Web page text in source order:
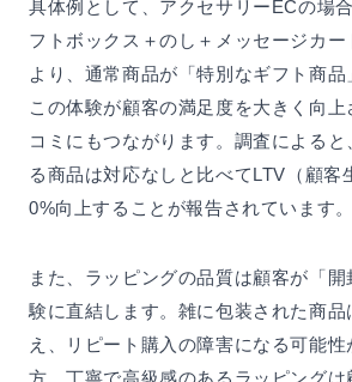
具体例として、アクセサリーECの場
フトボックス＋のし＋メッセージカー
より、通常商品が「特別なギフト商品
この体験が顧客の満足度を大きく向
コミにもつながります。調査によると
る商品は対応なしと比べてLTV（顧客
0%向上することが報告されています。
また、ラッピングの品質は顧客が「
験に直結します。雑に包装された商
え、リピート購入の障害になる可能性